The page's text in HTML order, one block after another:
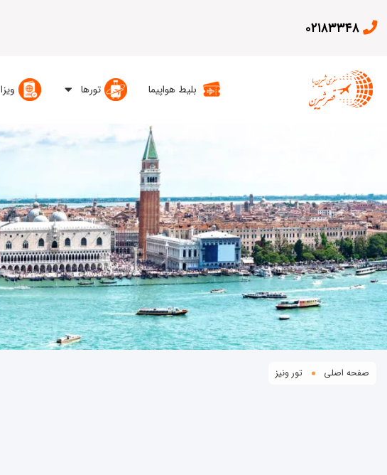
۰۲۱۸۳۳۴۸
بلیط هواپیما تورها ویزا
صفحه اصلی تور ونیز